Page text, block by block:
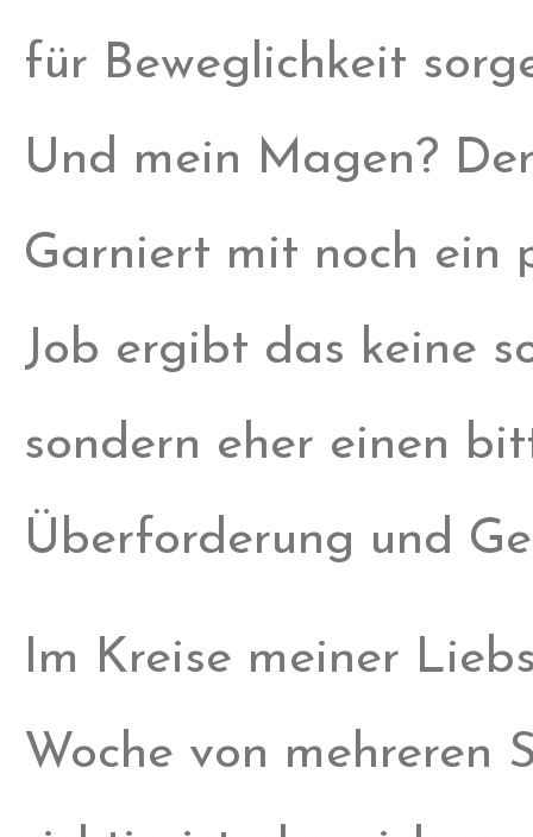
für Beweglichkeit
Und mein Magen?
Garniert mit noch ein
Job ergibt das keine
sondern eher einen
Überforderung und
Im Kreise meiner
Woche von mehreren